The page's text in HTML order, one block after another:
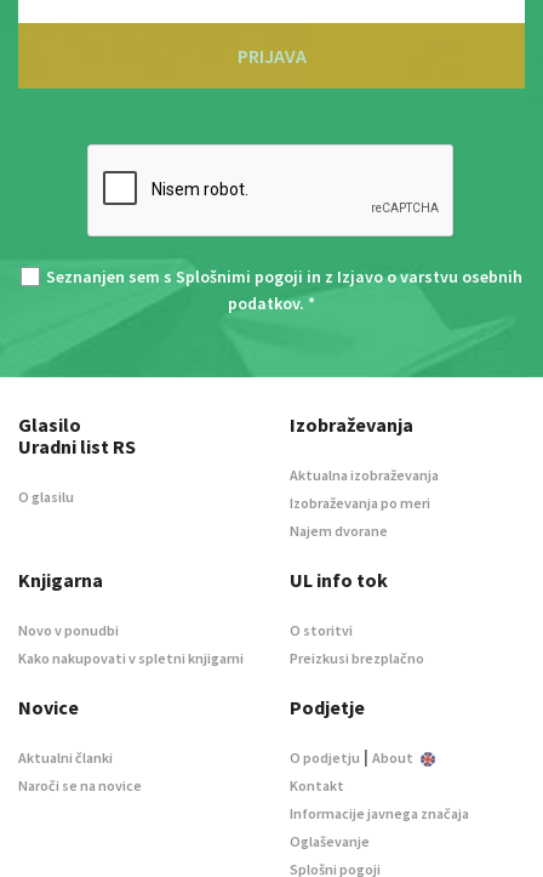
PRIJAVA
Seznanjen sem s Splošnimi pogoji in z Izjavo o varstvu osebnih
podatkov. *
Glasilo
Uradni list RS
O glasilu
Izobraževanja
Aktualna izobraževanja
Izobraževanja po meri
Najem dvorane
Knjigarna
Novo v ponudbi
Kako nakupovati v spletni knjigarni
UL info tok
O storitvi
Preizkusi brezplačno
Novice
Aktualni članki
Naroči se na novice
Podjetje
O podjetju | About
Kontakt
Informacije javnega značaja
Oglaševanje
Splošni pogoji